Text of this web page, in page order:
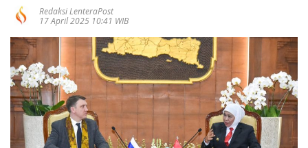
Redaksi LenteraPost
17 April 2025 10:41 WIB